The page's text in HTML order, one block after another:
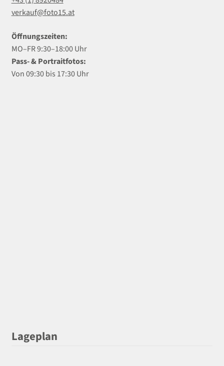
verkauf@foto15.at
Öffnungszeiten:
MO–FR 9:30–18:00 Uhr
Pass- & Portraitfotos:
Von 09:30 bis 17:30 Uhr
Lageplan